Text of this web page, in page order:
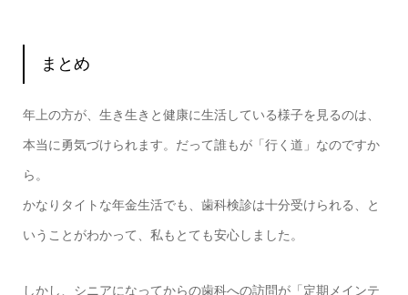
まとめ
年上の方が、生き生きと健康に生活している様子を見るのは、
本当に勇気づけられます。だって誰もが「行く道」なのですか
ら。
かなりタイトな年金生活でも、歯科検診は十分受けられる、と
いうことがわかって、私もとても安心しました。
しかし、シニアになってからの歯科への訪問が「定期メインテ